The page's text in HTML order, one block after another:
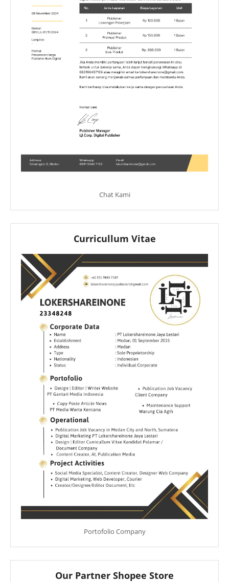
Chat Kami
Curricullum Vitae
Portofolio Company
Our Partner Shopee Store